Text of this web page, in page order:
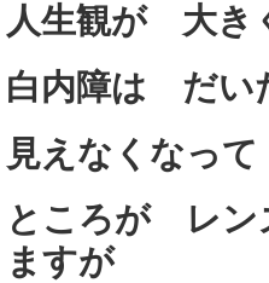
人生観が 大き
白内障は だい
見えなくなっ
ところが レン
ますが